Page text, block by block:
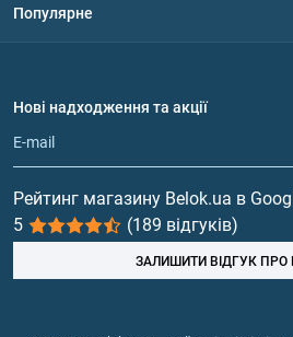
Політика конфіденційності
Обмін та повернення
Популярне
Протеїн
Гейнери
Вітаміни та мінерали
Риб'ячий жир, жирні кислоти
Нові надходження та акції
Рейтинг магазину Belok.ua в
5
(189 відгуків)
ЗАЛИШИТИ ВІДГУК ПРО